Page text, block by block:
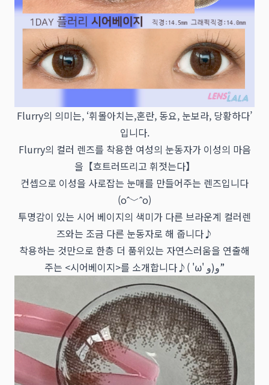
Flurry의 의미는, ‘휘몰아치는,혼란, 동요, 눈보라, 당황하다’
입니다.
Flurry의 컬러 렌즈를 착용한 여성의 눈동자가 이성의 마음
을【흐트러뜨리고 휘젓는다】
컨셉으로 이성을 사로잡는 눈매를 만들어주는 렌즈입니다
(oˆ﹀ˆo)
투명감이 있는 시어 베이지의 색미가 다른 브라운계 컬러렌
즈와는 조금 다른 눈동자로 해 줍니다♪
착용하는 것만으로 한층 더 품위있는 자연스러움을 연출해
주는 <시어베이지>를 소개합니다♪( 'ω' و(و”